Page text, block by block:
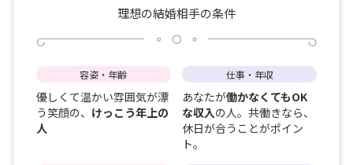
理想の結婚相手の条件
容姿・年齢
優しくて温かい雰囲気が漂
う笑顔の、 けっこう年上の
人
仕事・年収
あなたが働かなくてもOK
な収入の人。共働きなら、
休日が合うことがポイン
ト。